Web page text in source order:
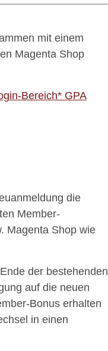
mit einem
Magenta Shop
Bereich* GPA
die
Member-
Magenta Shop wie
der bestehenden
auf die neuen
Bonus erhalten
in einen